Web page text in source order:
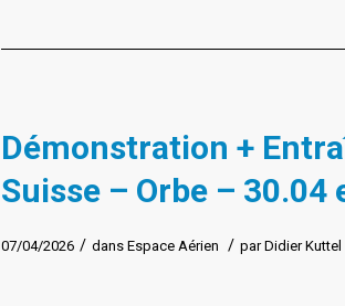
Démonstration +
Suisse – Orbe – 30.04
07/04/2026 / dans Espace Aérien / parDidier Kuttel